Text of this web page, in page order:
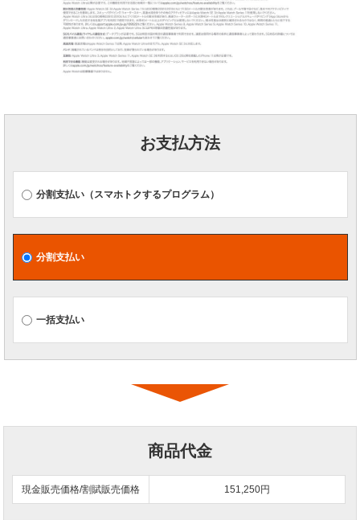
お支払方法
分割支払い（スマホトクするプログラム）
分割支払い
一括支払い
商品代金
現金販売価格/割賦販売価格 151,250円